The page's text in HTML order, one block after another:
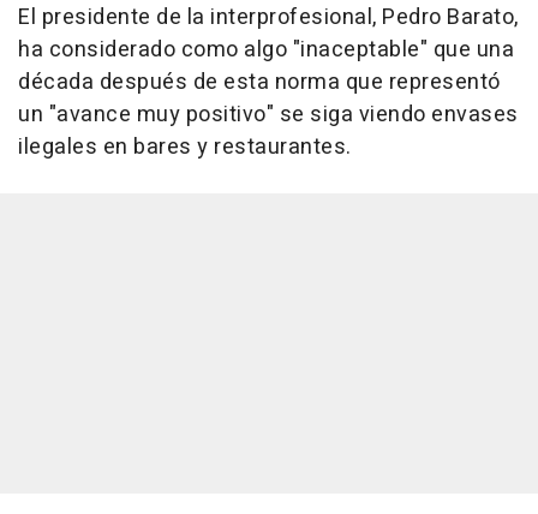
El presidente de la interprofesional, Pedro Barato,
ha considerado como algo "inaceptable" que una
década después de esta norma que representó
un "avance muy positivo" se siga viendo envases
ilegales en bares y restaurantes.